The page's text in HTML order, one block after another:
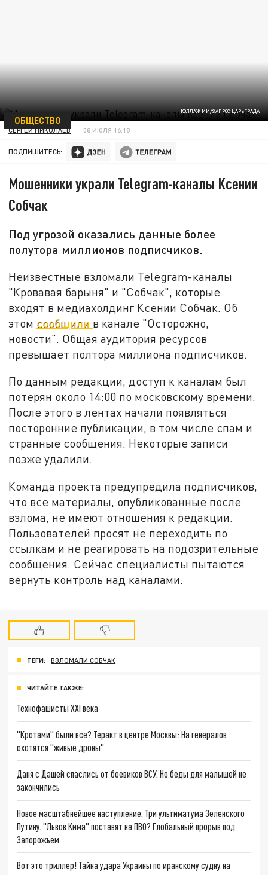
КОЛЛАЖ ИИ/ЗАПРОС ЦАРЬГРАДА
ОБЩЕСТВО
СЕРГЕЙ НИКОЛАЕВ 08 ИЮЛЯ 16:18
ПОДПИШИТЕСЬ:
Мошенники украли Telegram-каналы Ксении
Собчак
Под угрозой оказались данные более
полутора миллионов подписчиков.
Неизвестные взломали Telegram-каналы
"Кровавая барыня" и "Собчак", которые
входят в медиахолдинг Ксении Собчак. Об
этом сообщили в канале "Осторожно,
новости". Общая аудитория ресурсов
превышает полтора миллиона подписчиков.
По данным редакции, доступ к каналам был
потерян около 14:00 по московскому времени.
После этого в лентах начали появляться
посторонние публикации, в том числе спам и
странные сообщения. Некоторые записи
позже удалили.
Команда проекта предупредила подписчиков,
что все материалы, опубликованные после
взлома, не имеют отношения к редакции.
Пользователей просят не переходить по
ссылкам и не реагировать на подозрительные
сообщения. Сейчас специалисты пытаются
вернуть контроль над каналами.
ТЕГИ: ВЗЛОМАЛИ СОБЧАК
ЧИТАЙТЕ ТАКЖЕ:
Технофашисты XXI века
"Кротами" были все? Теракт в центре Москвы: На генералов
охотятся "живые дроны"
Даня с Дашей спаслись от боевиков ВСУ. Но беды для малышей не
закончились
Новое масштабнейшее наступление. Три ультиматума Зеленского
Путину. "Львов Кима" поставят на ПВО? Глобальный прорыв под
Запорожьем
Вот это триллер! Тайна удара Украины по иранскому судну на